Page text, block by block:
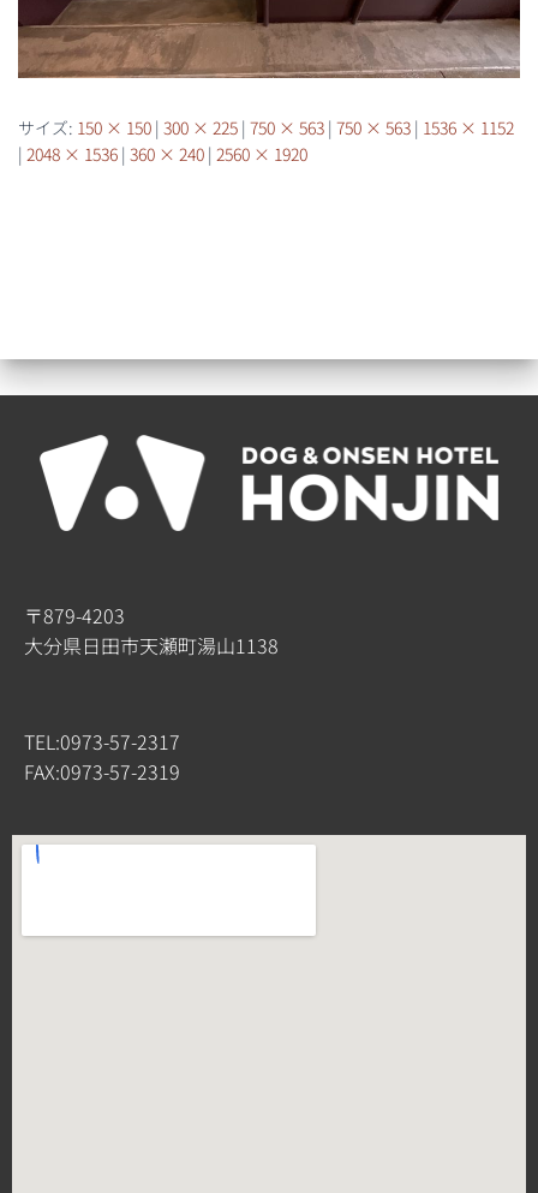
サイズ: 150 × 150 | 300 × 225 | 750 × 563 | 750 × 563 | 1536 × 1152
| 2048 × 1536 | 360 × 240 | 2560 × 1920
〒879-4203
大分県日田市天瀬町湯山1138
TEL:0973-57-2317
FAX:0973-57-2319